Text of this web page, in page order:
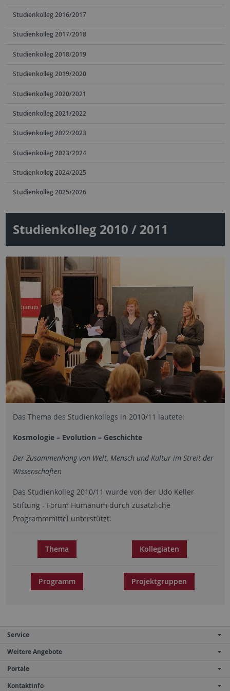
Studienkolleg 2016/2017
Studienkolleg 2017/2018
Studienkolleg 2018/2019
Studienkolleg 2019/2020
Studienkolleg 2020/2021
Studienkolleg 2021/2022
Studienkolleg 2022/2023
Studienkolleg 2023/2024
Studienkolleg 2024/2025
Studienkolleg 2025/2026
Studienkolleg 2010 / 2011
Das Thema des Studienkollegs in 2010/11 lautete:
Kosmologie – Evolution – Geschichte
Der Zusammenhang von Welt, Mensch und Kultur im Streit der
Wissenschaften
Das Studienkolleg 2010/11 wurde von der Udo Keller
Stiftung - Forum Humanum durch zusätzliche
Programmmittel unterstützt.
Thema Kollegiaten
Programm Projektgruppen
Service
Weitere Angebote
Portale
Kontaktinfo